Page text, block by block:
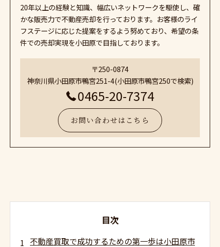
20年以上の経験と知識、幅広いネットワークを駆使し、確
かな販売力で不動産売却を行っております。お客様のライ
フステージに応じた提案をするよう努めており、希望の条
件での売却実現を小田原で目指しております。
〒250-0874
神奈川県小田原市鴨宮251-4(小田原市鴨宮250で検索)
0465-20-7374
お問い合わせはこちら
目次
不動産買取で成功するための第一歩は小田原市